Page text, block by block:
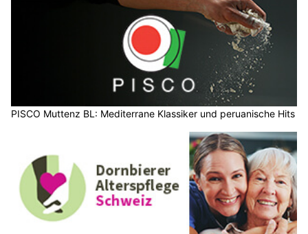
PISCO Muttenz BL: Mediterrane Klassiker und peruanische Hits